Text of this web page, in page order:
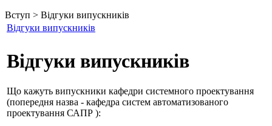
Вступ > Відгуки випускників
Відгуки випускників
Відгуки випускників
Що кажуть випускники кафедри системного проектування
(попередня назва - кафедра систем автоматизованого
проектування САПР ):